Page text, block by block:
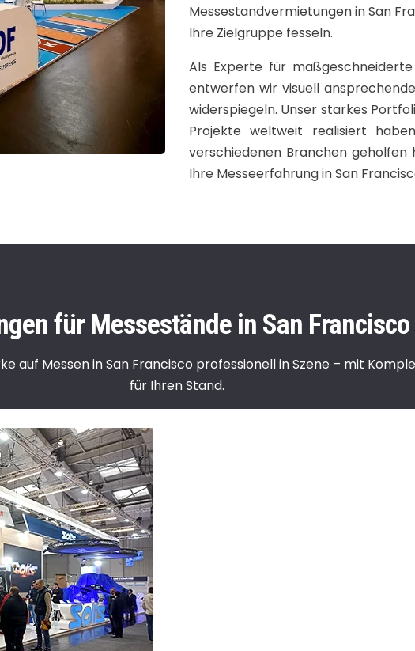
Messestandvermietungen in San
Ihre Zielgruppe fesseln.
Als Experte für
entwerfen wir visuell
widerspiegeln. Unser starkes
Projekte weltweit realisiert
verschiedenen Branchen geholfen
Ihre Messeerfahrung in San
für Messestände in San Francisco
auf Messen in San Francisco professionell in Szene – mit
für Ihren Stand.